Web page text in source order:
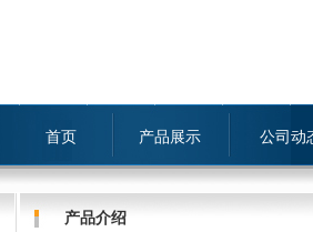
首页 产品展示 公司动
产品介绍